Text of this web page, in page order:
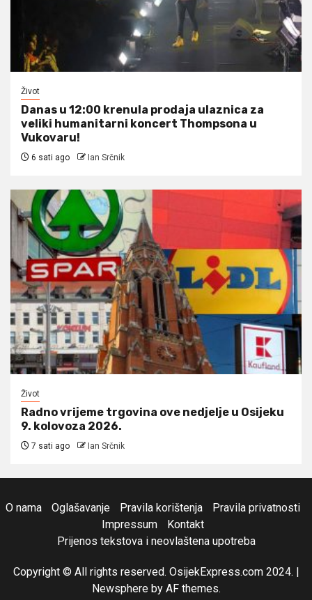
Život
Danas u 12:00 krenula prodaja ulaznica za
veliki humanitarni koncert Thompsona u
Vukovaru!
6 sati ago Ian Srčnik
Život
Radno vrijeme trgovina ove nedjelje u Osijeku
9. kolovoza 2026.
7 sati ago Ian Srčnik
O nama Oglašavanje Pravila korištenja
Pravila privatnosti
Impressum
Kontakt
Prijenos tekstova i neovlaštena upotreba
Copyright © All rights reserved. OsijekExpress.com 2024. |
Newsphereby AF themes.